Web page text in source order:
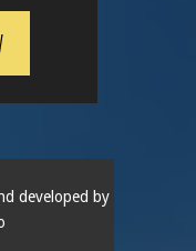
developed by